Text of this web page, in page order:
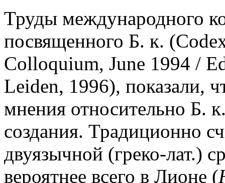
Труды международного
посвященного Б. к.
Colloquium, June 1994 /
Leiden, 1996), показали,
мнения относительно Б.
создания. Традиционно
двуязычной (греко-лат.)
вероятнее всего в Лионе (